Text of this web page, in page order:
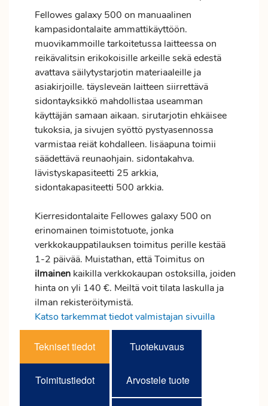
Fellowes galaxy 500 on manuaalinen
kampasidontalaite ammattikäyttöön.
muovikammoille tarkoitetussa laitteessa on
reikävalitsin erikokoisille arkeille sekä edestä
avattava säilytystarjotin materiaaleille ja
asiakirjoille. täysleveän laitteen siirrettävä
sidontayksikkö mahdollistaa useamman
käyttäjän samaan aikaan. sirutarjotin ehkäisee
tukoksia, ja sivujen syöttö pystyasennossa
varmistaa reiät kohdalleen. lisäapuna toimii
säädettävä reunaohjain. sidontakahva.
lävistyskapasiteetti 25 arkkia,
sidontakapasiteetti 500 arkkia.
Kierresidontalaite Fellowes galaxy 500 on
erinomainen toimistotuote, jonka
verkkokauppatilauksen toimitus perille kestää
1-2 päivää. Muistathan, että Toimitus on
ilmainen kaikilla verkkokaupan ostoksilla, joiden
hinta on yli 140 €. Meiltä voit tilata laskulla ja
ilman rekisteröitymistä.
Katso tarkemmat tiedot valmistajan sivuilla
Tekniset tiedot Tuotekuvaus
Toimitustiedot Arvostele tuote